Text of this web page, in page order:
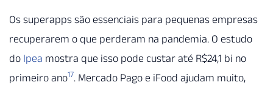
Os superapps são essenciais para pequenas empresas
recuperarem o que perderam na pandemia. O estudo
do Ipea mostra que isso pode custar até R$24,1 bi no
primeiro ano17. Mercado Pago e iFood ajudam muito,